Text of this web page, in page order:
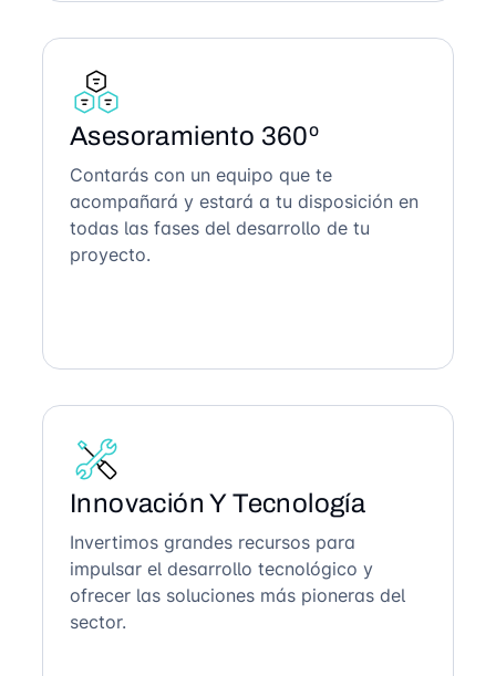
Asesoramiento 360º
Contarás con un equipo que te
acompañará y estará a tu disposición en
todas las fases del desarrollo de tu
proyecto.
Innovación Y Tecnología
Invertimos grandes recursos para
impulsar el desarrollo tecnológico y
ofrecer las soluciones más pioneras del
sector.